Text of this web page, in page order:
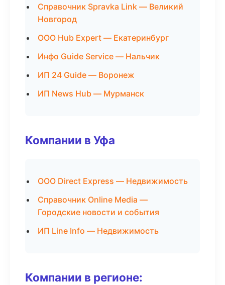
Справочник Spravka Link — Великий
Новгород
ООО Hub Expert — Екатеринбург
Инфо Guide Service — Нальчик
ИП 24 Guide — Воронеж
ИП News Hub — Мурманск
Компании в Уфа
ООО Direct Express — Недвижимость
Справочник Online Media —
Городские новости и события
ИП Line Info — Недвижимость
Компании в регионе: